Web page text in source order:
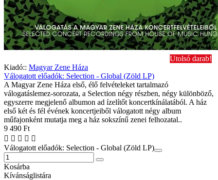
Utolsó darab!
Kiadó:: Magyar Zene Háza
Válogatott előadók: Selection - Global (Zöld LP)
A Magyar Zene Háza első, élő felvételeket tartalmazó
válogatáslemez-sorozata, a Selection négy részben, négy különböző,
egyszerre megjelenő albumon ad ízelítőt koncertkínálatából. A ház
első két és fél évének koncertjeiből válogatott négy album
műfajonként mutatja meg a ház sokszínű zenei felhozatal..
9 490 Ft
Válogatott előadók: Selection - Global (Zöld LP)
Kosárba
Kívánságlistára